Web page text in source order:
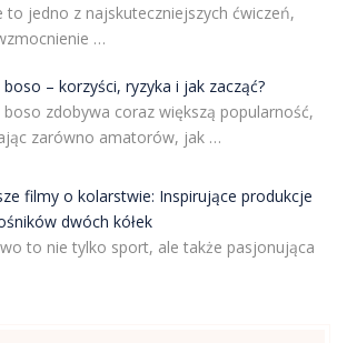
to jedno z najskuteczniejszych ćwiczeń,
…
boso – korzyści, ryzyka i jak zacząć?
boso zdobywa coraz większą popularność,
zarówno amatorów, jak …
filmy o kolarstwie: Inspirujące produkcje
dwóch kółek
to nie tylko sport, ale także pasjonująca